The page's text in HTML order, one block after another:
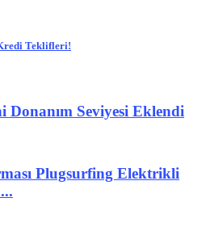
Teklifleri!
Donanım Seviyesi Eklendi
Plugsurfing Elektrikli